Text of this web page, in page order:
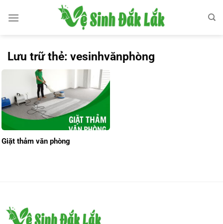
qua
Lưu trữ thẻ: vesinhvănphòng
Giặt thảm văn phòng